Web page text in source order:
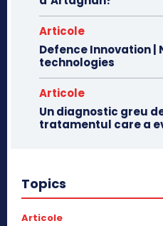
Articole
Defence Innovation |
technologies
Articole
Un diagnostic greu
tratamentul care a
Topics
Articole